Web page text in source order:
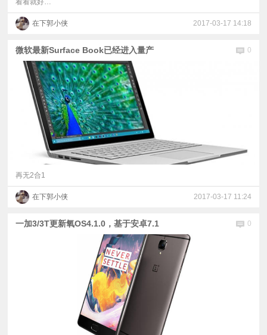
看看就好…
在下郭小侠 2017-03-17 14:18
微软最新Surface Book已经进入量产 0
再无2合1
在下郭小侠 2017-03-17 11:24
一加3/3T更新氧OS4.1.0，基于安卓7.1 0